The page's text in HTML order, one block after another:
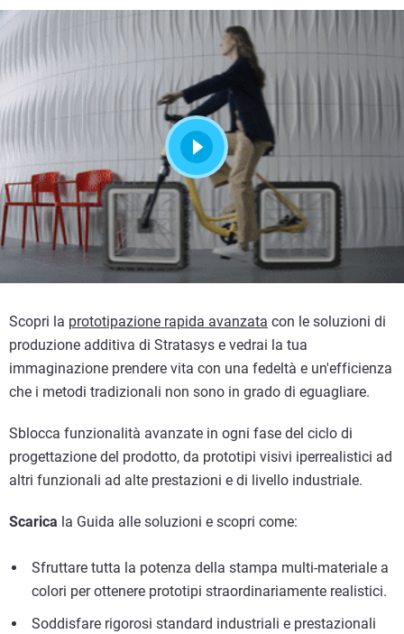
Scopri la prototipazione rapida avanzata con le soluzioni di
produzione additiva di Stratasys e vedrai la tua
immaginazione prendere vita con una fedeltà e un'efficienza
che i metodi tradizionali non sono in grado di eguagliare.
Sblocca funzionalità avanzate in ogni fase del ciclo di
progettazione del prodotto, da prototipi visivi iperrealistici ad
altri funzionali ad alte prestazioni e di livello industriale.
Scarica la Guida alle soluzioni e scopri come:
Sfruttare tutta la potenza della stampa multi-materiale a
colori per ottenere prototipi straordinariamente realistici.
Soddisfare rigorosi standard industriali e prestazionali